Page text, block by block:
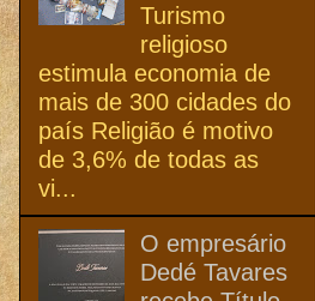
Turismo
religioso
estimula economia de
mais de 300 cidades do
país Religião é motivo
de 3,6% de todas as
vi...
O empresário
Dedé Tavares